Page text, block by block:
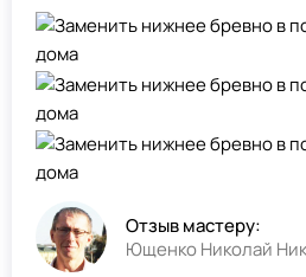
Отзыв мастеру:
Ющенко Николай